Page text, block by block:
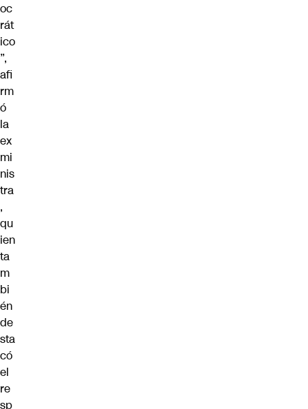
oc
rát
ico
”,
afi
rm
ó
la
ex
mi
nis
tra
,
qu
ien
ta
m
bi
én
de
sta
có
el
re
sp